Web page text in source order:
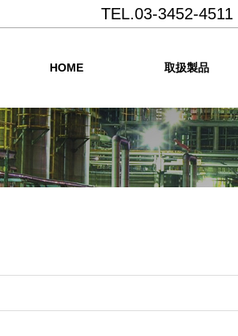
TEL.03-3452-4511
HOME 取扱製品